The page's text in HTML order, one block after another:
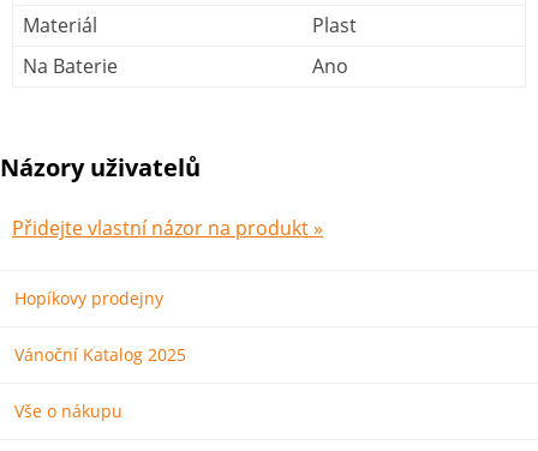
Materiál
Plast
Na Baterie
Ano
Názory uživatelů
Přidejte vlastní názor na produkt »
Hopíkovy prodejny
Vánoční Katalog 2025
Vše o nákupu